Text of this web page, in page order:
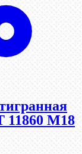
11860 М18